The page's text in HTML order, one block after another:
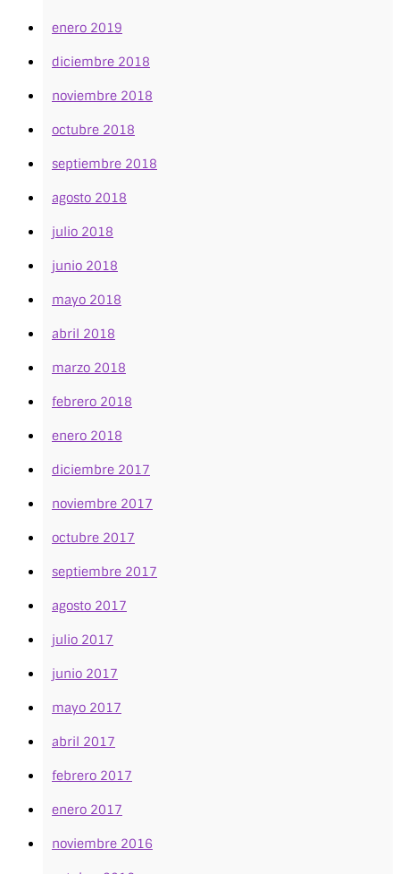
enero 2019
diciembre 2018
noviembre 2018
octubre 2018
septiembre 2018
agosto 2018
julio 2018
junio 2018
mayo 2018
abril 2018
marzo 2018
febrero 2018
enero 2018
diciembre 2017
noviembre 2017
octubre 2017
septiembre 2017
agosto 2017
julio 2017
junio 2017
mayo 2017
abril 2017
febrero 2017
enero 2017
noviembre 2016